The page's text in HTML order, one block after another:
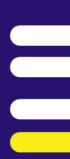
Name *
E-
Mail-